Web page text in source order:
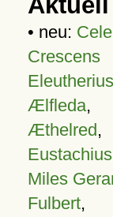
• neu:
Crescens
Eleutherius
Ælfleda,
Æthelred,
Miles
Fulbert,